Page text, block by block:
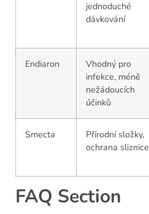
jednoduché
dávkování
Endiaron
Vhodný pro
infekce, méně
nežádoucích
účinků
Smecta
Přírodní složky,
ochrana sliznice
FAQ Section